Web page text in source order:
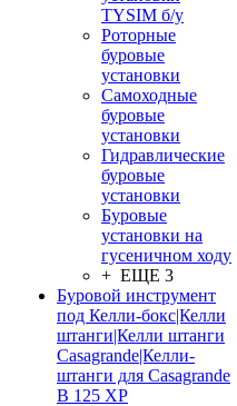
TYSIM б/у
Роторные
буровые
установки
Самоходные
буровые
установки
Гидравлические
буровые
установки
Буровые
установки на
гусеничном ходу
+ ЕЩЕ 3
Буровой инструмент
под Келли-бокс|Келли
штанги|Келли штанги
Casagrande|Келли-
штанги для Casagrande
B 125 XP